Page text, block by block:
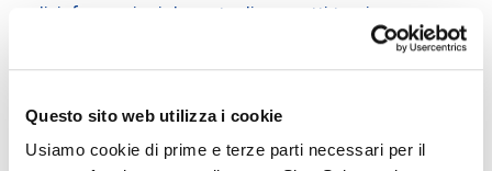
Questo sito web utilizza i cookie
Usiamo cookie di prime e terze parti necessari per il
disinformazioni da parte di soggetti terzi, o
addirittura di paesi terzi, potrebbe mettere a rischio
italiano da parte dei costruttori esteri, mentre per
quanto riguarda le reti, è auspicabile un contesto
appoggiato da strumenti realizzati a livello